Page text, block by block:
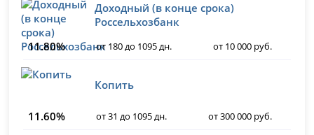
Доходный (в конце срока)
Россельхозбанк
11.80%
от 180 до 1095 дн. от 10 000 руб.
Копить
11.60% от 31 до 1095 дн. от 300 000 руб.